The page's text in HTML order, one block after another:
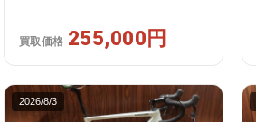
円
買取価格 255,000円
2026/8/3